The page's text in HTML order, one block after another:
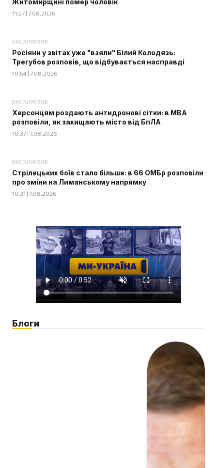
11:27 | 7.08.2026
ЕКСКЛЮЗИВ
Росіяни у звітах уже "взяли" Білий Колодязь:
Трегубов розповів, що відбувається насправді
10:54 | 7.08.2026
ЕКСКЛЮЗИВ
Херсонцям роздають антидронові сітки: в МВА
розповіли, як захищають місто від БпЛА
10:37 | 7.08.2026
ЕКСКЛЮЗИВ
Стрілецьких боїв стало більше: в 66 ОМБр розповіли
про зміни на Лиманському напрямку
10:31 | 7.08.2026
Блоги